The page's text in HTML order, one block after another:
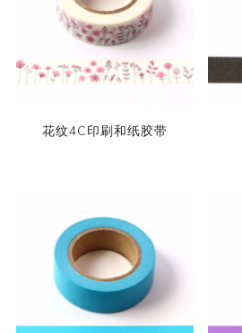
花纹4C印刷和纸胶带